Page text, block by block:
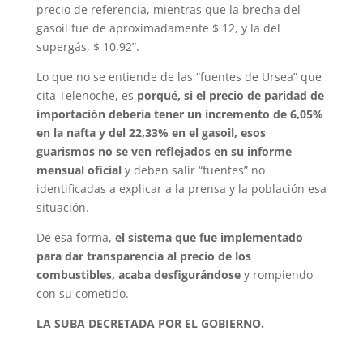
precio de referencia, mientras que la brecha del
gasoil fue de aproximadamente $ 12, y la del
supergás, $ 10,92”.
Lo que no se entiende de las “fuentes de Ursea” que
cita Telenoche, es porqué, si el precio de paridad de
importación debería tener un incremento de 6,05%
en la nafta y del 22,33% en el gasoil, esos
guarismos no se ven reflejados en su informe
mensual oficialy deben salir “fuentes” no
identificadas a explicar a la prensa y la población esa
situación.
De esa forma, el sistema que fue implementado
para dar transparencia al precio de los
combustibles, acaba desfigurándosey rompiendo
con su cometido.
LA SUBA DECRETADA POR EL GOBIERNO.